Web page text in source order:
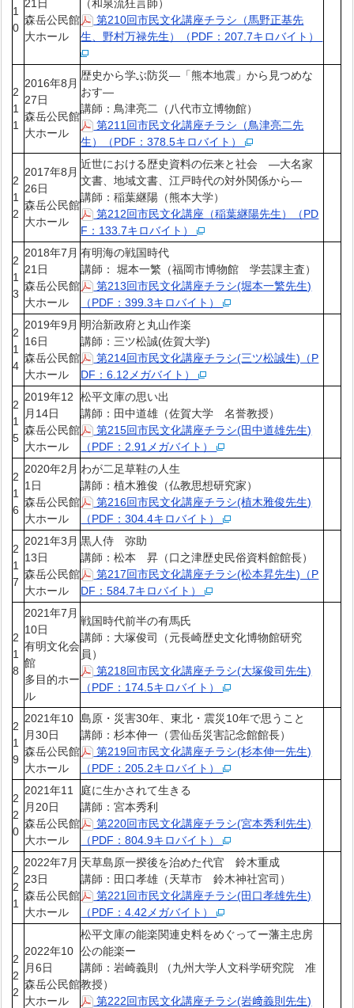
1
0
21日
森岳公民館
大ホール
（和泉流狂言師）
第210回市民文化講座チラシ（馬野正基先
生、野村万禄先生）（PDF：207.7キロバイト）
2
1
1
2016年8月
27日
森岳公民館
大ホール
歴史から学ぶ防災―「熊本地震」から見つめな
おす―
講師：鳥津亮二（八代市立博物館）
第211回市民文化講座チラシ（鳥津亮二先
生）（PDF：378.5キロバイト）
2
1
2
2017年8月
26日
森岳公民館
大ホール
近世における歴史資料の伝来と社会 ―大名家
文書、地域文書、江戸時代の対外関係から―
講師：稲葉継陽（熊本大学）
第212回市民文化講座（稲葉継陽先生）（PD
F：133.7キロバイト）
2
1
3
2018年7月
21日
森岳公民館
大ホール
有明海の戦国時代
講師： 堀本一繁（福岡市博物館 学芸課主査）
第213回市民文化講座チラシ(堀本一繁先生)
（PDF：399.3キロバイト）
2
1
4
2019年9月
16日
森岳公民館
大ホール
明治新政府と丸山作楽
講師：三ツ松誠(佐賀大学)
第214回市民文化講座チラシ(三ツ松誠生)（P
DF：6.12メガバイト）
2
1
5
2019年12
月14日
森岳公民館
大ホール
松平文庫の思い出
講師：田中道雄（佐賀大学 名誉教授）
第215回市民文化講座チラシ(田中道雄先生)
（PDF：2.91メガバイト）
2
1
6
2020年2月
1日
森岳公民館
大ホール
わが二足草鞋の人生
講師：植木雅俊（仏教思想研究家）
第216回市民文化講座チラシ(植木雅俊先生)
（PDF：304.4キロバイト）
2
1
7
2021年3月
13日
森岳公民館
大ホール
黒人侍 弥助
講師：松本 昇（口之津歴史民俗資料館館長）
第217回市民文化講座チラシ(松本昇先生)（P
DF：584.7キロバイト）
2
1
8
2021年7月
10日
有明文化会
館
多目的ホー
ル
戦国時代前半の有馬氏
講師：大塚俊司（元長崎歴史文化博物館研究
員）
第218回市民文化講座チラシ(大塚俊司先生)
（PDF：174.5キロバイト）
2
1
9
2021年10
月30日
森岳公民館
大ホール
島原・災害30年、東北・震災10年で思うこと
講師：杉本伸一（雲仙岳災害記念館館長）
第219回市民文化講座チラシ(杉本伸一先生)
（PDF：205.2キロバイト）
2
2
0
2021年11
月20日
森岳公民館
大ホール
庭に生かされて生きる
講師：宮本秀利
第220回市民文化講座チラシ(宮本秀利先生)
（PDF：804.9キロバイト）
2
2
1
2022年7月
23日
森岳公民館
大ホール
天草島原一揆後を治めた代官 鈴木重成
講師：田口孝雄（天草市 鈴木神社宮司）
第221回市民文化講座チラシ(田口孝雄先生)
（PDF：4.42メガバイト）
2
2
2
2022年10
月6日
森岳公民館
大ホール
松平文庫の能楽関連史料をめぐってー藩主忠房
公の能楽ー
講師：岩崎義則 （九州大学人文科学研究院 准
教授）
第222回市民文化講座チラシ(岩﨑義則先生)